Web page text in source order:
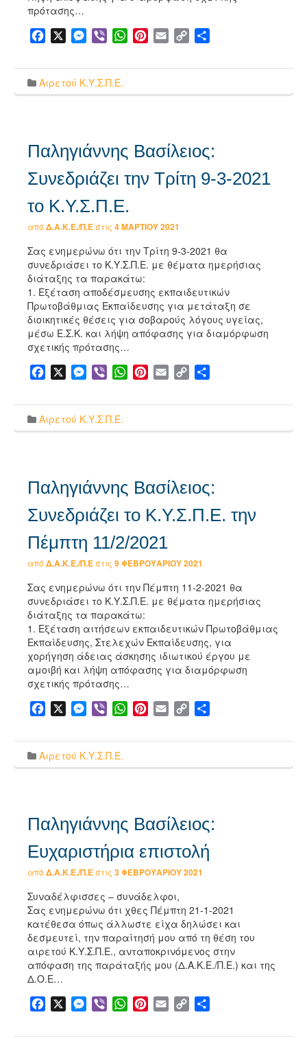
πρότασης…
Facebook Messenger
Viber WhatsApp
Pinterest
Email Copy
Αιρετού Κ.Υ.Σ.Π.Ε.
Παληγιάννης Βασίλειος:
Συνεδριάζει την Τρίτη 9-3-2021
το Κ.Υ.Σ.Π.Ε.
από Δ.Α.Κ.Ε./Π.Εστις 4 ΜΑΡΤΊΟΥ 2021
Σας ενημερώνω ότι την Τρίτη 9-3-2021 θα
συνεδριάσει το Κ.Υ.Σ.Π.Ε. με θέματα ημερήσιας
διάταξης τα παρακάτω:
1. Εξέταση αποδέσμευσης εκπαιδευτικών
Πρωτοβάθμιας Εκπαίδευσης για μετάταξη σε
διοικητικές θέσεις για σοβαρούς λόγους υγείας,
μέσω Ε.Σ.Κ. και λήψη απόφασης για διαμόρφωση
σχετικής πρότασης…
Facebook Messenger
Viber WhatsApp
Pinterest
Email Copy
Αιρετού Κ.Υ.Σ.Π.Ε.
Παληγιάννης Βασίλειος:
Συνεδριάζει το Κ.Υ.Σ.Π.Ε. την
Πέμπτη 11/2/2021
από Δ.Α.Κ.Ε./Π.Εστις 9 ΦΕΒΡΟΥΑΡΊΟΥ 2021
Σας ενημερώνω ότι την Πέμπτη 11-2-2021 θα
συνεδριάσει το Κ.Υ.Σ.Π.Ε. με θέματα ημερήσιας
διάταξης τα παρακάτω:
1. Εξέταση αιτήσεων εκπαιδευτικών Πρωτοβάθμιας
Εκπαίδευσης, Στελεχών Εκπαίδευσης, για
χορήγηση άδειας άσκησης ιδιωτικού έργου με
αμοιβή και λήψη απόφασης για διαμόρφωση
σχετικής πρότασης…
Facebook Messenger
Viber WhatsApp
Pinterest
Email Copy
Αιρετού Κ.Υ.Σ.Π.Ε.
Παληγιάννης Βασίλειος:
Ευχαριστήρια επιστολή
από Δ.Α.Κ.Ε./Π.Εστις 3 ΦΕΒΡΟΥΑΡΊΟΥ 2021
Συναδέλφισσες – συνάδελφοι,
Σας ενημερώνω ότι χθες Πέμπτη 21-1-2021
κατέθεσα όπως άλλωστε είχα δηλώσει και
δεσμευτεί, την παραίτησή μου από τη θέση του
αιρετού Κ.Υ.Σ.Π.Ε., ανταποκρινόμενος στην
απόφαση της παράταξής μου (Δ.Α.Κ.Ε./Π.Ε.) και της
Δ.Ο.Ε…
Facebook Messenger
Viber WhatsApp
Pinterest
Email Copy